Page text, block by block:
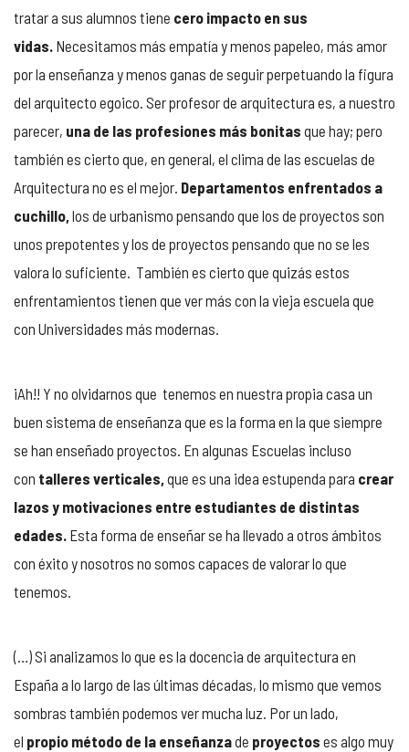
tratar a sus alumnos tiene cero impacto en sus
vidas. Necesitamos más empatía y menos papeleo, más amor
por la enseñanza y menos ganas de seguir perpetuando la figura
del arquitecto egoico. Ser profesor de arquitectura es, a nuestro
parecer, una de las profesiones más bonitas que hay; pero
también es cierto que, en general, el clima de las escuelas de
Arquitectura no es el mejor. Departamentos enfrentados a
cuchillo,los de urbanismo pensando que los de proyectos son
unos prepotentes y los de proyectos pensando que no se les
valora lo suficiente. También es cierto que quizás estos
enfrentamientos tienen que ver más con la vieja escuela que
con Universidades más modernas.
¡Ah!! Y no olvidarnos que tenemos en nuestra propia casa un
buen sistema de enseñanza que es la forma en la que siempre
se han enseñado proyectos. En algunas Escuelas incluso
con talleres verticales,que es una idea estupenda para crear
lazos y motivaciones entre estudiantes de distintas
edades. Esta forma de enseñar se ha llevado a otros ámbitos
con éxito y nosotros no somos capaces de valorar lo que
tenemos.
(…) Si analizamos lo que es la docencia de arquitectura en
España a lo largo de las últimas décadas, lo mismo que vemos
sombras también podemos ver mucha luz. Por un lado,
el propio método de la enseñanzade proyectos es algo muy